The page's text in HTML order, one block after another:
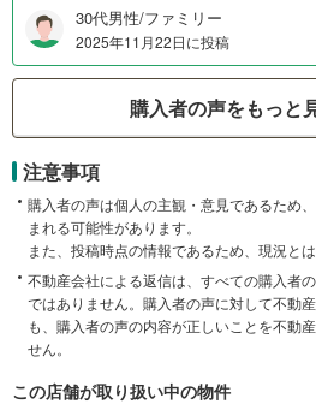
30代男性/ファミリー
2025年11月22日に投稿
購入者の声をもっと
注意事項
購入者の声は個人の主観・意見であるため
まれる可能性があります。
また、投稿時点の情報であるため、現況と
不動産会社による返信は、すべての購入者
ではありません。購入者の声に対して不動
も、購入者の声の内容が正しいことを不動
せん。
この店舗が取り扱い中の物件